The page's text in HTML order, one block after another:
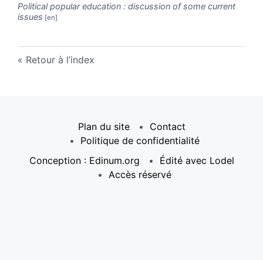
Political popular education : discussion of some current
issues
Retour à l’index
Plan du site
Contact
Politique de confidentialité
Conception : Edinum.org
Édité avec Lodel
Accès réservé